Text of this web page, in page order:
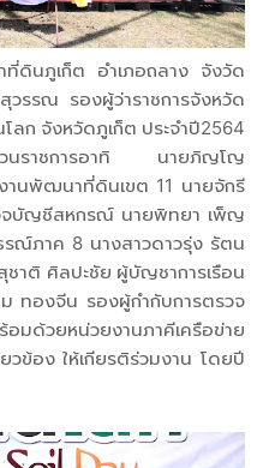
นภูเก็ต อำเภอถลาง จังวัด
รรณ รองผู้ว่าราชการจังหวัด
ลก จังหวัดภูเก็ต ประจำปี2564
ส่วนราชการอาทิ นายภิญโญ
านพัฒนาที่ดินเขต 11 นายจักรี
บัญชีสหกรณ์ นายพิทยา เพ็ญ
ณ์ภาค 8 นางสาวดาวรุ่ง รัตน
าติ ศิลปะชัย ผู้บัญชาการเรือน
ทองจีน รองผู้กำกับการตรวจ
ด้วยหน่วยงานภาคีเครือข่าย
วข้อง ให้เกียรติร่วมงาน โดยปี